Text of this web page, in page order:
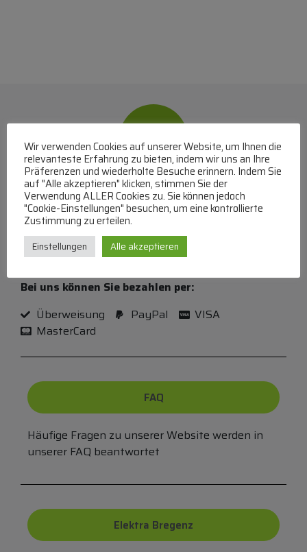
WhatsApp
Mit WhatsApp Kontakt mit dem Service Team
aufnehmen
(MO-DO 8-17, FR 8-15 Uhr,+43 1 267 67 60
Bei uns können Sie bezahlen per:
Überweisung
PayPal
VISA
MasterCard
FAQ
Häufige Fragen zu unserer Website werden in
unserer FAQ beantwortet
Elektra Bregenz
Wir verwenden Cookies auf unserer Website, um Ihnen die
relevanteste Erfahrung zu bieten, indem wir uns an Ihre
Präferenzen und wiederholte Besuche erinnern. Indem Sie
auf "Alle akzeptieren" klicken, stimmen Sie der
Verwendung ALLER Cookies zu. Sie können jedoch
"Cookie-Einstellungen" besuchen, um eine kontrollierte
Zustimmung zu erteilen.
Einstellungen Alle akzeptieren